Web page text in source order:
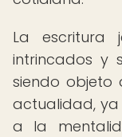
La escritura
intrincados y
siendo objeto
actualidad,
a la